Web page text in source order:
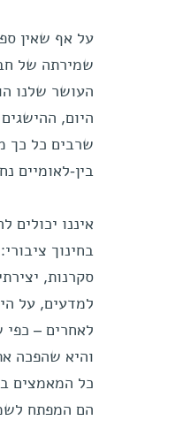
על אף שאין
שמירתה של
העושר שלנו
היום,
שרבים כל כך
בין-לאומיים
איננו
בחינוך
סקרנות,
למדעים, על
לאחרים – כפי
והיא שהפכה
כל המאמצים
הם המפתח